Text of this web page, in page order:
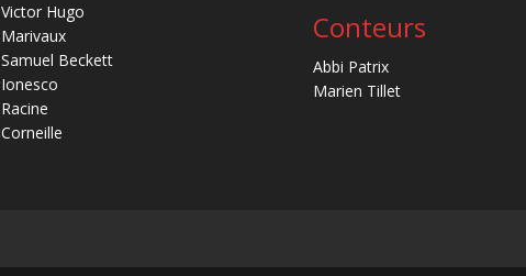
Victor Hugo
Marivaux
Samuel Beckett
Ionesco
Racine
Corneille
Conteurs
Abbi Patrix
Marien Tillet